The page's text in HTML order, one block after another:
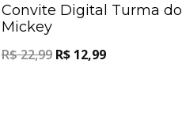
Convite Digital Turma do
Mickey
R$22,99 R$12,99